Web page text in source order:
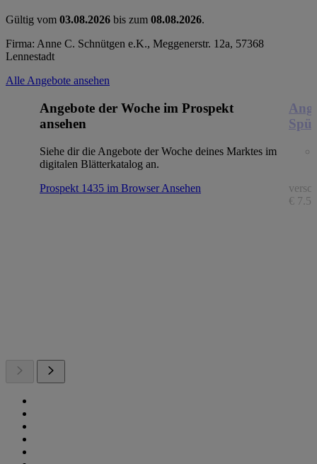
Gültig vom 03.08.2026 bis zum 08.08.2026.
Firma: Anne C. Schnütgen e.K., Meggenerstr. 12a, 57368
Lennestadt
Alle Angebote ansehen
Angebote der Woche im Prospekt
ansehen
Siehe dir die Angebote der Woche deines Marktes im
digitalen Blätterkatalog an.
Prospekt 1435 im BrowserAnsehen
€